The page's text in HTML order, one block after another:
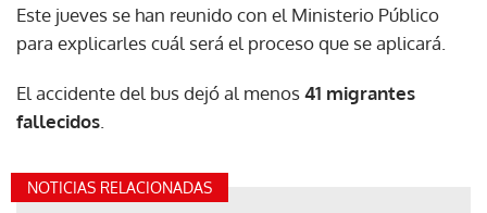
Este jueves se han reunido con el Ministerio Público
para explicarles cuál será el proceso que se aplicará.
El accidente del bus dejó al menos41 migrantes
fallecidos
NOTICIAS RELACIONADAS